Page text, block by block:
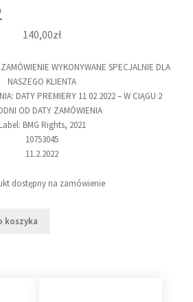
140,00zł
WYKONYWANE SPECJALNIE DLA
NASZEGO KLIENTA
DATY PREMIERY 11 02 2022 – W CIĄGU 2
OD DATY ZAMÓWIENIA
Label: BMG Rights, 2021
10753045
11.2.2022
dostępny na zamówienie
koszyka